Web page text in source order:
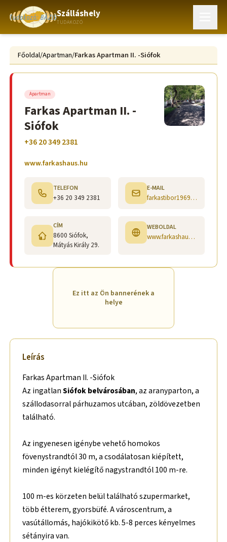
Szálláshely
TUDAKOZÓ
Főoldal/Apartman/Farkas Apartman II. -Siófok
Apartman
Farkas Apartman II. -
Siófok
+36 20 349 2381
www.farkashaus.hu
TELEFON
+36 20 349 2381
E-MAIL
farkastibor1969@gmail.com
CÍM
8600 Siófok,
Mátyás Király 29.
WEBOLDAL
www.farkashaus.hu
Ez itt az Ön bannerének a
helye
Leírás
Farkas Apartman II. -Siófok
Az ingatlanSiófok belvárosában, az aranyparton, a
szállodasorral párhuzamos utcában, zöldövezetben
található.
Az ingyenesen igénybe vehető homokos
fövenystrandtól 30 m, a csodálatosan kiépített,
minden igényt kielégítő nagystrandtól 100 m-re.
100 m-es körzeten belül található szupermarket,
több étterem, gyorsbüfé. A városcentrum, a
vasútállomás, hajókikötő kb. 5-8 perces kényelmes
sétányira van.